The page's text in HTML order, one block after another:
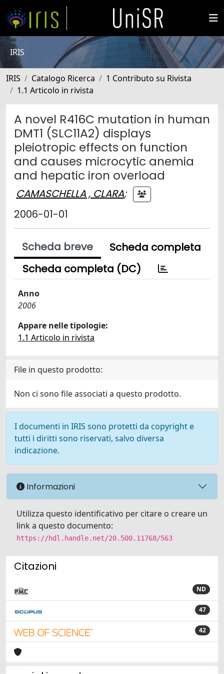
IRIS
IRIS Catalogo Ricerca
1 Contributo su Rivista
1.1 Articolo in rivista
A novel R416C mutation in human
DMT1 (SLC11A2) displays
pleiotropic effects on function
and causes microcytic anemia
and hepatic iron overload
CAMASCHELLA , CLARA;
2006-01-01
Scheda breve
Scheda completa
Scheda completa (DC)
Anno
2006
Appare nelle tipologie:
1.1 Articolo in rivista
File in questo prodotto:
Non ci sono file associati a questo prodotto.
I documenti in IRIS sono protetti da copyright e
tutti i diritti sono riservati, salvo diversa
indicazione.
Informazioni
Utilizza questo identificativo per citare o creare un
link a questo documento:
https://hdl.handle.net/20.500.11768/563
Citazioni
ND
47
42